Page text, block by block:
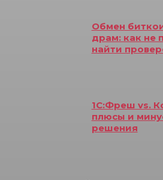
Обмен
драм: как не
найти
1С:Фреш vs.
плюсы и
решения